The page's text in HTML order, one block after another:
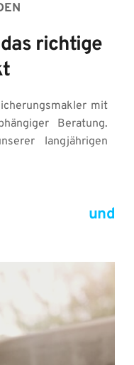
richtige
mit
Beratung.
langjährigen
und